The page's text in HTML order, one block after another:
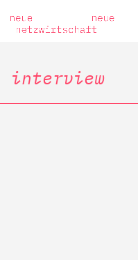
interview